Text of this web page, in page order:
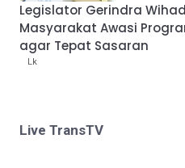
Legislator Gerindra
Masyarakat Awasi
agar Tepat Sasaran
Lk
Live TransTV